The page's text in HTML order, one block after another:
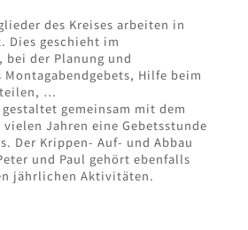
des Kreises arbeiten in
Dies geschieht im
bei der Planung und
Montagabendgebets, Hilfe beim
…
gemeinsam mit dem
vielen Jahren eine Gebetsstunde
Der Krippen- Auf- und Abbau
und Paul gehört ebenfalls
jährlichen Aktivitäten.